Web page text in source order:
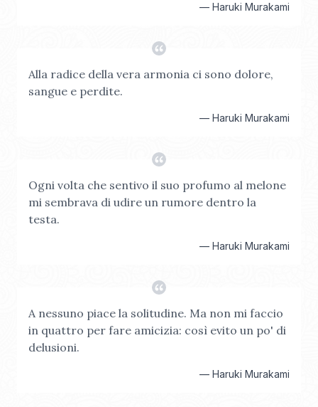
— Haruki Murakami
Alla radice della vera armonia ci sono dolore,
sangue e perdite.
— Haruki Murakami
Ogni volta che sentivo il suo profumo al melone
mi sembrava di udire un rumore dentro la
testa.
— Haruki Murakami
A nessuno piace la solitudine. Ma non mi faccio
in quattro per fare amicizia: così evito un po' di
delusioni.
— Haruki Murakami